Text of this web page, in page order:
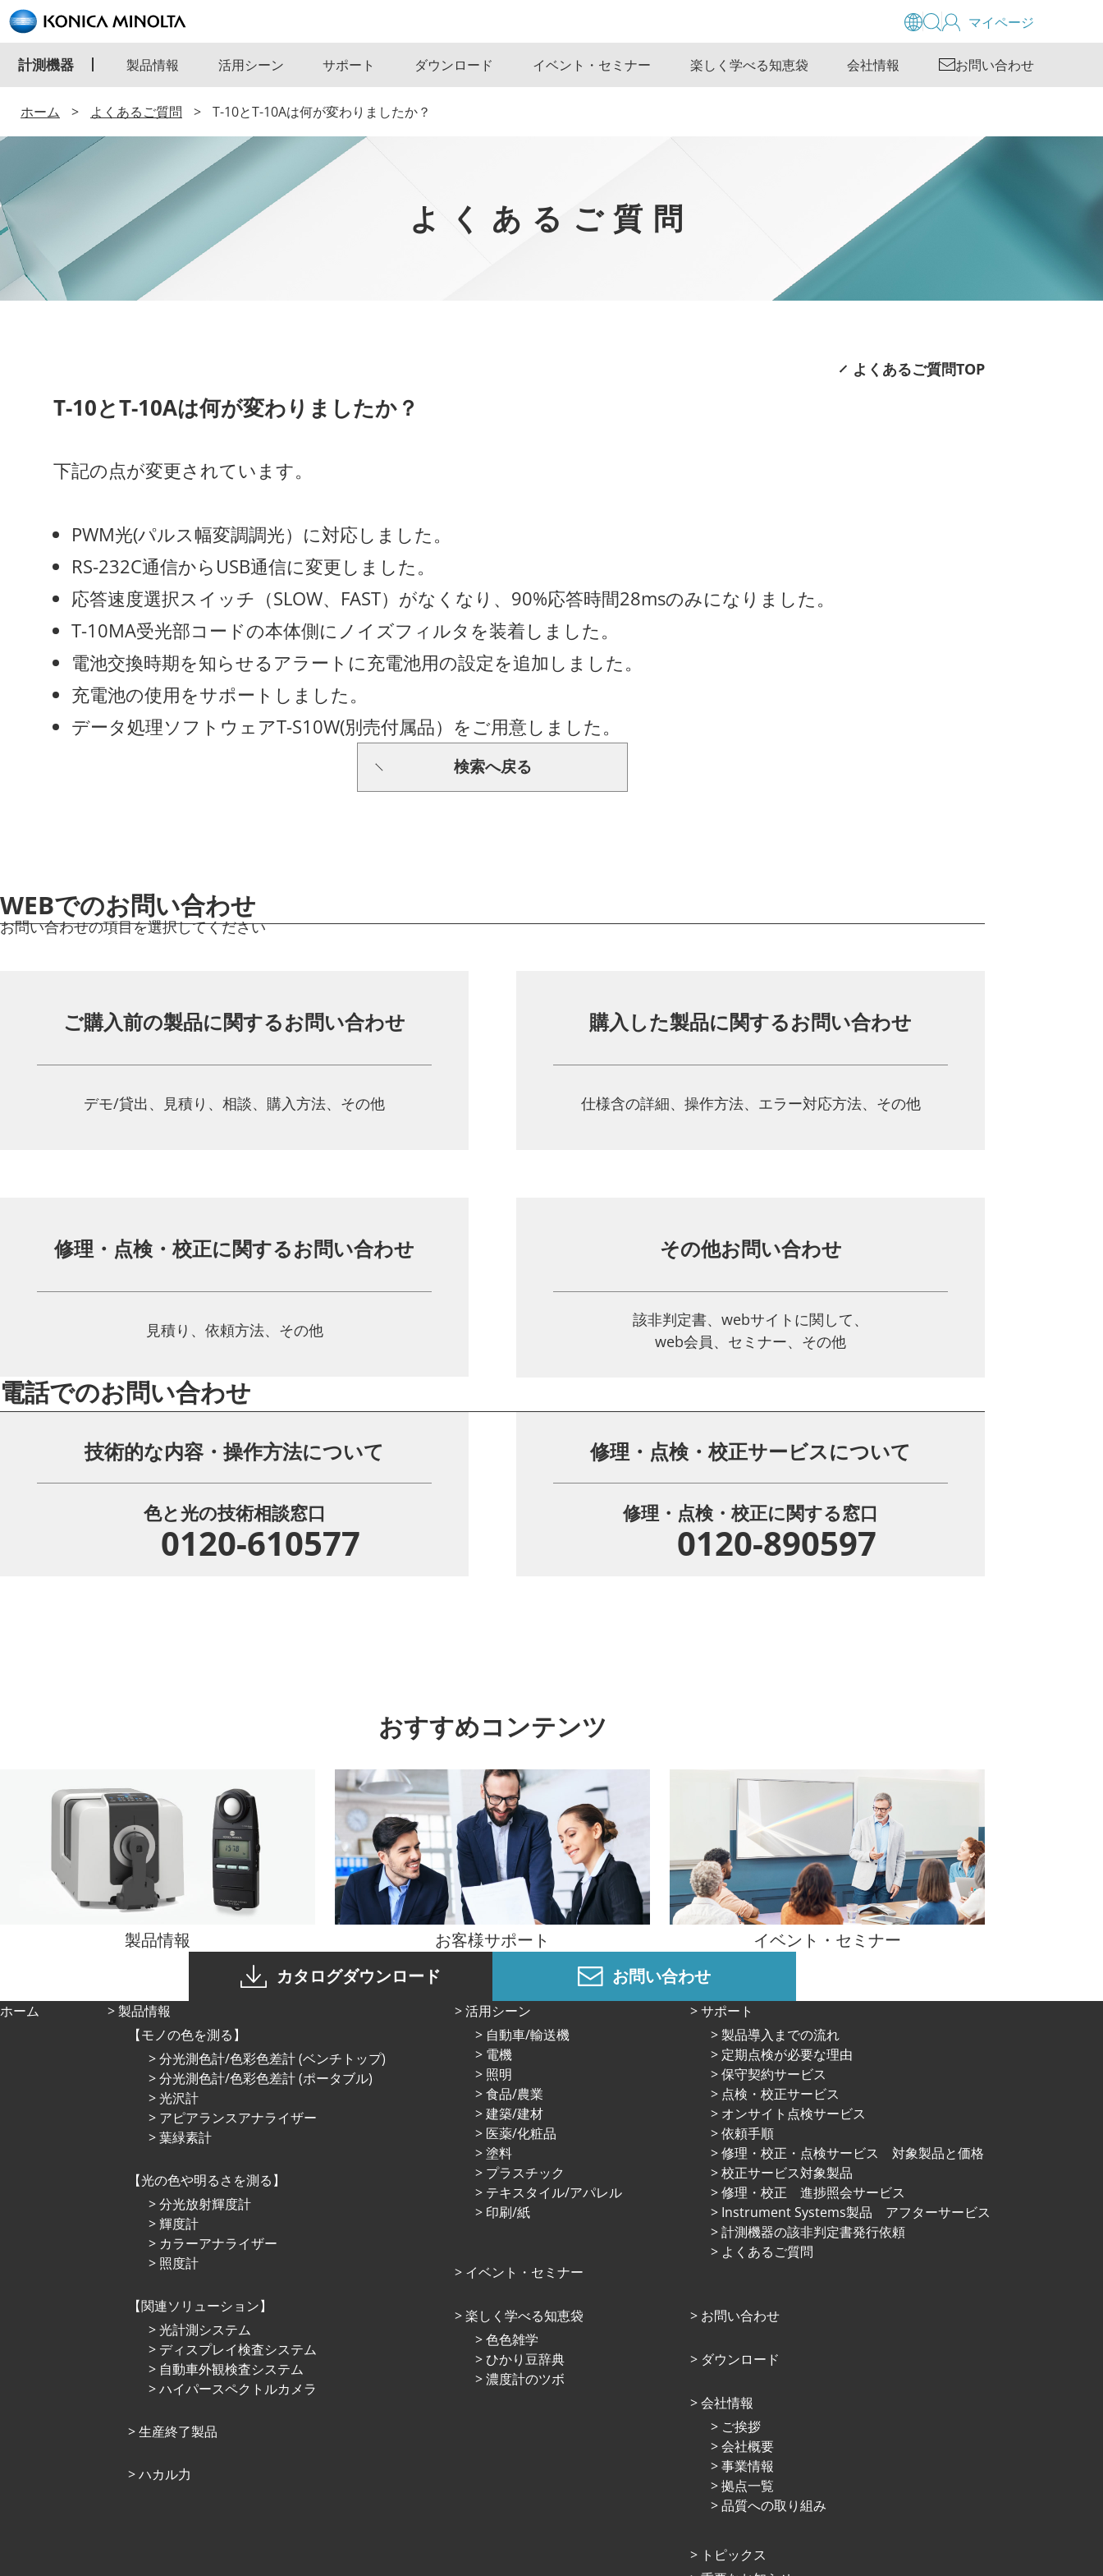
マイページ
計測機器 製品情報 活用シーン サポート ダウンロード イベント・セミナー 楽しく学べる知恵袋 会社情報 お問い合わせ
ホーム よくあるご質問 T-10とT-10Aは何が変わりましたか？
よくあるご質問
よくあるご質問TOP
T-10とT-10Aは何が変わりましたか？
下記の点が変更されています。
PWM光(パルス幅変調調光）に対応しました。
RS-232C通信からUSB通信に変更しました。
応答速度選択スイッチ（SLOW、FAST）がなくなり、90%応答時間28msのみになりました。
T-10MA受光部コードの本体側にノイズフィルタを装着しました。
電池交換時期を知らせるアラートに充電池用の設定を追加しました。
充電池の使用をサポートしました。
データ処理ソフトウェアT-S10W(別売付属品）をご用意しました。
検索へ戻る
WEBでのお問い合わせ
お問い合わせの項目を選択してください
ご購入前の製品に関するお問い合わせ
デモ/貸出、見積り、相談、 購入方法、その他
購入した製品に関するお問い合わせ
仕様含の詳細、操作方法、 エラー対応方法、その他
修理・点検・校正に関するお問い合わせ
見積り、依頼方法、その他
その他お問い合わせ
該非判定書、webサイトに関して、
web会員、セミナー、その他
電話でのお問い合わせ
技術的な内容・操作方法について
色と光の技術相談窓口
0120-610577
修理・点検・校正サービスについて
修理・点検・校正に関する窓口
0120-890597
おすすめコンテンツ
製品情報 お客様サポート イベント・ セミナー
カタログダウンロード
お問い合わせ
ホーム
製品情報
モノの色を測る
分光測色計/色彩色差計 (ベンチトップ)
分光測色計/色彩色差計 (ポータブル)
光沢計
アピアランスアナライザー
葉緑素計
光の⾊や明るさを測る
分光放射輝度計
輝度計
カラーアナライザー
照度計
関連ソリューション
光計測システム
ディスプレイ検査システム
自動車外観検査システム
ハイパースペクトルカメラ
⽣産終了製品
ハカル力
活⽤シーン
⾃動⾞/輸送機
電機
照明
⾷品/農業
建築/建材
医薬/化粧品
塗料
プラスチック
テキスタイル/アパレル
印刷/紙
イベント・セミナー
楽しく学べる知恵袋
⾊⾊雑学
ひかり⾖辞典
濃度計のツボ
サポート
製品導入までの流れ
定期点検が必要な理由
保守契約サービス
点検・校正サービス
オンサイト点検サービス
依頼手順
修理・校正・点検サービス 対象製品と価格
校正サービス対象製品
修理・校正 進捗照会サービス
Instrument Systems製品 アフターサービス
計測機器の該非判定書発行依頼
よくあるご質問
お問い合わせ
ダウンロード
会社情報
ご挨拶
会社概要
事業情報
拠点⼀覧
品質への取り組み
トピックス